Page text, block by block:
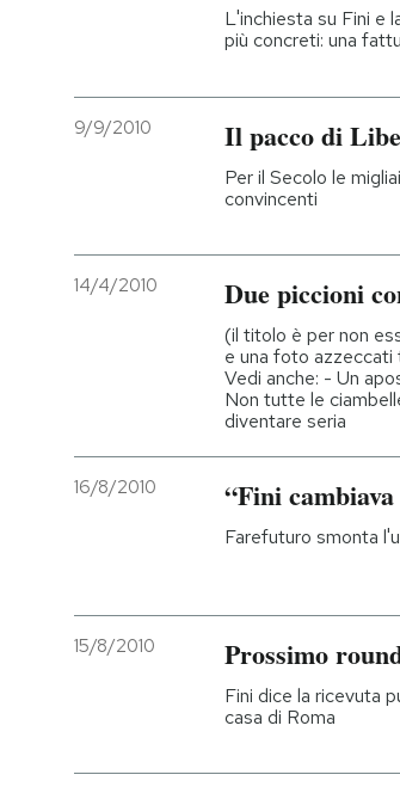
L'inchiesta su Fini e
più concreti: una
9/9/2010 Il pacco di
Per il Secolo le
convincenti
14/4/2010 Due piccioni
(il titolo è per non
e una foto
Vedi anche: - Un
Non tutte le
diventare seria
16/8/2010 “Fini
Farefuturo smonta
15/8/2010 Prossimo
Fini dice la ricevuta
casa di Roma